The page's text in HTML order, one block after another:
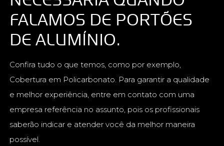
FALAMOS DE PORTÕES
DE ALUMÍNIO.
Confira tudo o que temos, como por exemplo,
Cobertura em Policarbonato. Para garantir a qualidade
e melhor experiência, entre em contato com uma
empresa referência no assunto, pois os profissionais
saberão indicar e atender você da melhor maneira
possível.